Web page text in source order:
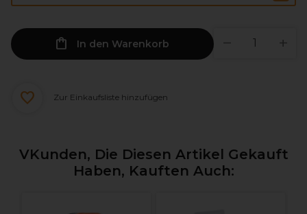
In den Warenkorb
Zur Einkaufsliste hinzufügen
VKunden, Die Diesen Artikel Gekauft
Haben, Kauften Auch: